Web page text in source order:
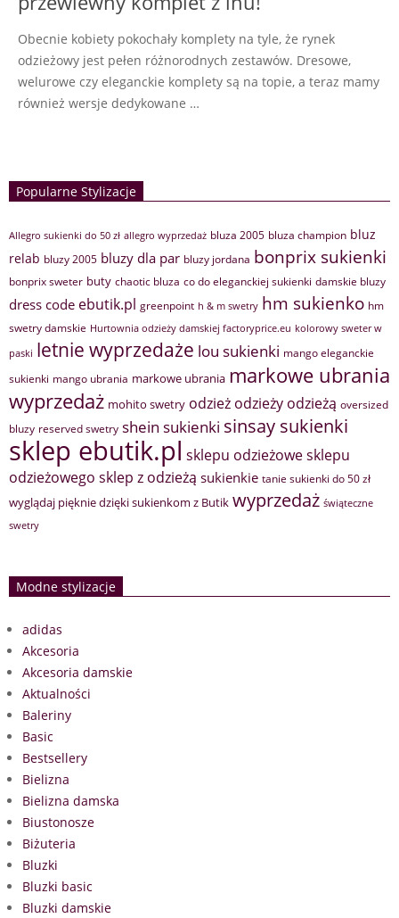
Obecnie kobiety pokochały komplety na tyle, że rynek
odzieżowy jest pełen różnorodnych zestawów. Dresowe,
welurowe czy eleganckie komplety są na topie, a teraz mamy
również wersje dedykowane …
Popularne Stylizacje
Allegro sukienki do 50 zł allegro wyprzedaż bluza 2005 bluza champion bluz
relab bluzy 2005 bluzy dla par bluzy jordana bonprix sukienki
bonprix sweter buty chaotic bluza co do eleganckiej sukienki damskie bluzy
dress code ebutik.pl greenpoint h & m swetry hm sukienko hm
swetry damskie Hurtownia odzieży damskiej factoryprice.eu kolorowy sweter w
paski letnie wyprzedaże lou sukienki mango eleganckie
sukienki mango ubrania markowe ubrania markowe ubrania
wyprzedaż mohito swetry odzież odzieży odzieżą oversized
bluzy reserved swetry shein sukienki sinsay sukienki
sklep ebutik.pl sklepu odzieżowesklepu
odzieżowego sklep z odzieżą sukienkie tanie sukienki do 50 zł
wyglądaj pięknie dzięki sukienkom z Butik wyprzedaż świąteczne
swetry
Modne stylizacje
adidas
Akcesoria
Akcesoria damskie
Aktualności
Baleriny
Basic
Bestsellery
Bielizna
Bielizna damska
Biustonosze
Biżuteria
Bluzki
Bluzki basic
Bluzki damskie